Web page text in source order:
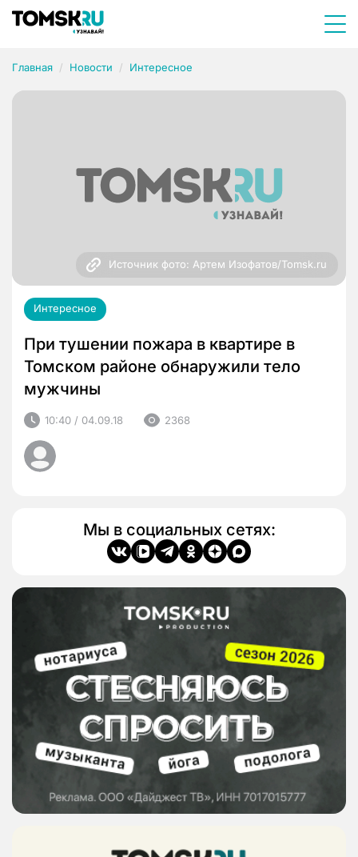
Главная Новости Интересное
Источник фото: Артем Изофатов/Tomsk.ru
Интересное
При тушении пожара в квартире в
Томском районе обнаружили тело
мужчины
10:40 / 04.09.18 2368
Мы в социальных сетях: